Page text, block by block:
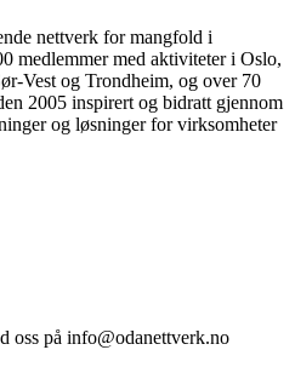
nettverk for mangfold i
medlemmer med aktiviteter i Oslo,
Vest og Trondheim, og over 70
2005 inspirert og bidratt gjennom
og løsninger for virksomheter
oss på info@odanettverk.no